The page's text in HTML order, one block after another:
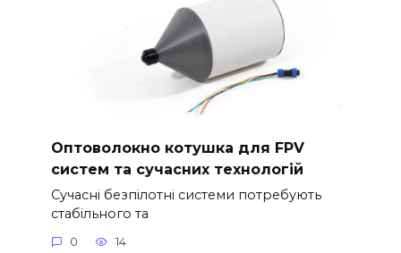
Оптоволокно котушка для FPV
систем та сучасних технологій
Сучасні безпілотні системи потребують
стабільного та
0 14